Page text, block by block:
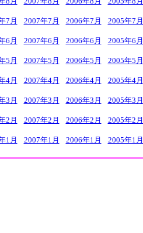
7月
6月
5月
4月
3月
2月
1月
2007年7月
2007年6月
2007年5月
2007年4月
2007年3月
2007年2月
2007年1月
2006年7月
2006年6月
2006年5月
2006年4月
2006年3月
2006年2月
2006年1月
2005年7月
2005年6月
2005年5月
2005年4月
2005年3月
2005年2月
2005年1月